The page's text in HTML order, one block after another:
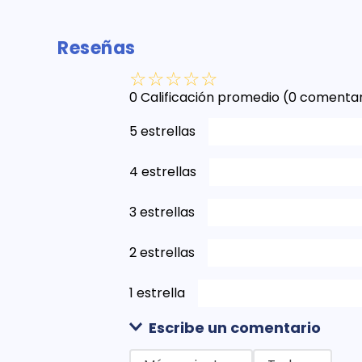
Reseñas
☆☆☆☆☆
0 Calificación promedio (0
5 estrellas
4 estrellas
3 estrellas
2 estrellas
1 estrella
Escribe un comentario